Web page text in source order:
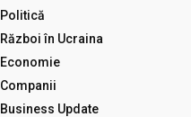
Politică
Război în Ucraina
Economie
Companii
Business Update